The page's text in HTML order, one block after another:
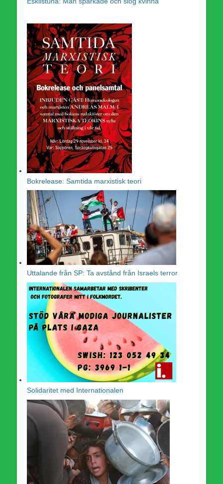
Bokrelease: Samtida marxistisk teori
Uttalande från SP: Ta avstånd från Israels terror
Solidaritet med Internationalen